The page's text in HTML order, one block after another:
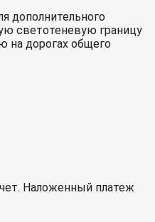
дополнительного
светотеневую границу
на дорогах общего
Наложенный платеж